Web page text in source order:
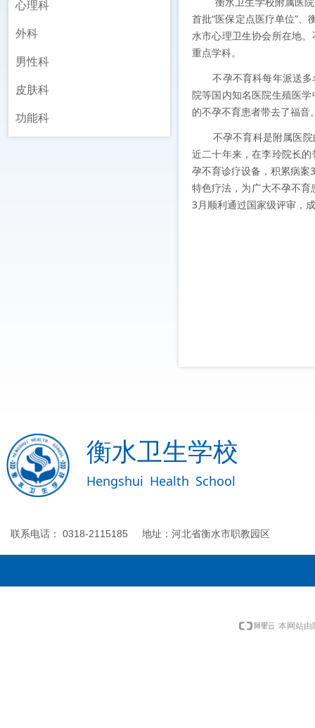
首批“医保定点医疗单位”
水市心理卫生协会所在地
重点学科。
不孕不育科每年派送多
院等国内知名医院生殖医
的不孕不育患者带去了福
不孕不育科是附属医院
近二十年来，在李玲院长
孕不育诊疗设备，积累病
特色疗法，为广大不孕不
3月顺利通过国家级评审，
心理科
外科
男性科
皮肤科
功能科
联系电话： 0318-2115185 地址：河北省衡水市职教园区
衡水卫生学校
Hengshui Health School
本网站由